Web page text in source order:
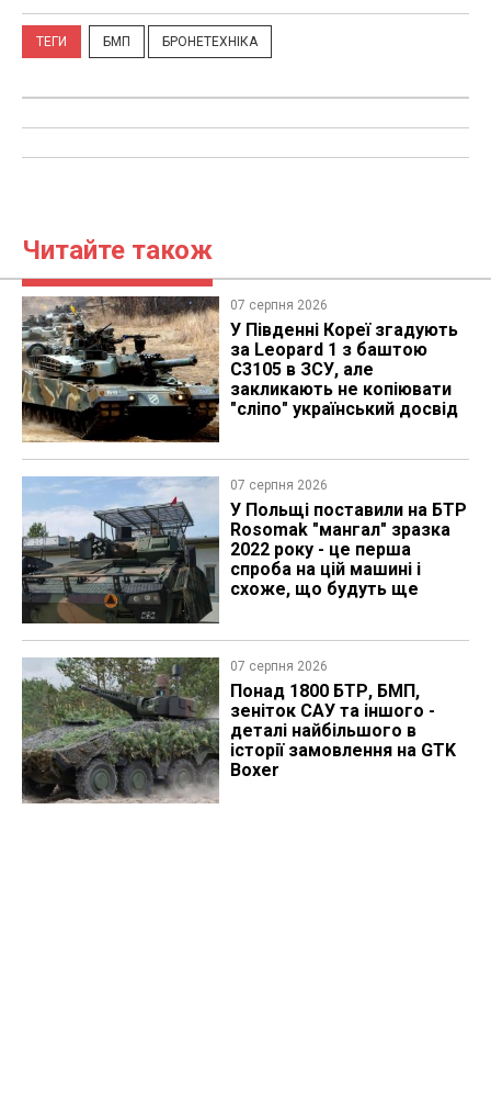
ТЕГИ БМП БРОНЕТЕХНІКА
Читайте також
07 серпня 2026
У Південні Кореї згадують
за Leopard 1 з баштою
C3105 в ЗСУ, але
закликають не копіювати
"сліпо" український досвід
07 серпня 2026
У Польщі поставили на БТР
Rosomak "мангал" зразка
2022 року - це перша
спроба на цій машині і
схоже, що будуть ще
07 серпня 2026
Понад 1800 БТР, БМП,
зеніток САУ та іншого -
деталі найбільшого в
історії замовлення на GTK
Boxer